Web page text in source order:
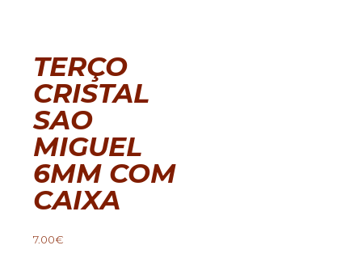
TERÇO
CRISTAL
SAO
MIGUEL
6MM COM
CAIXA
7.00€